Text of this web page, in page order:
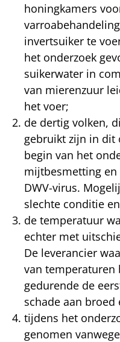
honingkamers
invertsuiker te
het onderzoek
suikerwater in
van mierenzuur
het voer;
de dertig volken,
gebruikt zijn in dit
begin van het
mijtbesmetting en
DWV-virus.
slechte conditie
de temperatuur
echter met
De leverancier
van temperaturen
gedurende de
schade aan
tijdens het
genomen